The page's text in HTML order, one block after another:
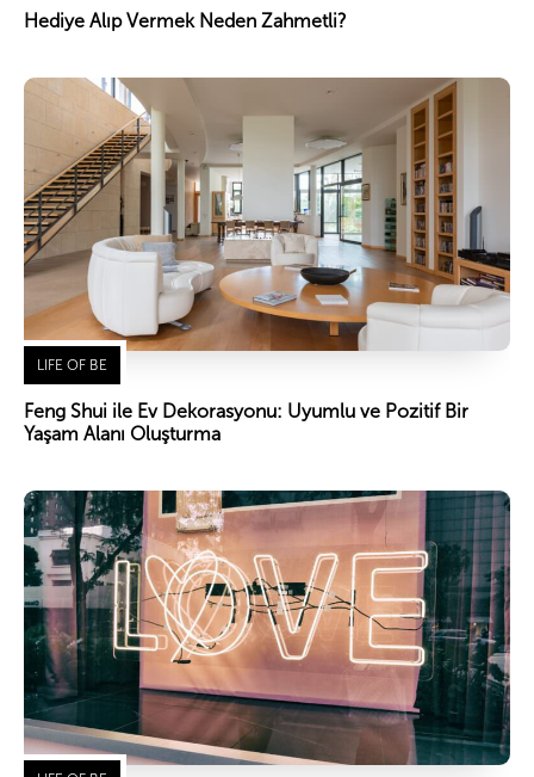
Hediye Alıp Vermek Neden Zahmetli?
LIFE OF BE
Feng Shui ile Ev Dekorasyonu: Uyumlu ve Pozitif Bir
Yaşam Alanı Oluşturma